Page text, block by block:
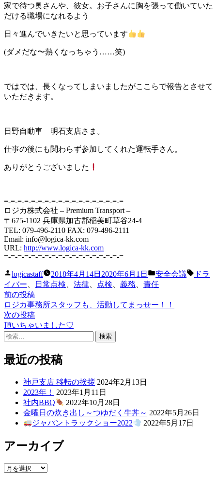
家で待つ奥さんや、彼女。お子さんに胸を張って働いていた
だける職場になれるよう
日々進んでいきたいと思っています
(ダメだな〜熱くなっちゃう……笑)
ではでは、長くなってしまいましたがここらで報告とさせて
いただきます。
日野自動車 明石支店さま。
仕事の後にも関わらず参加してくれた運転手さん。
ありがとうございました
=-=-=-=-=-=-=-=-=-=-=-=-=-=-=-=-=-=
ロジカ株式会社 – Premium Transport –
〒675-1102 兵庫県加古郡稲美町草谷24-4
TEL: 079-496-2110 FAX: 079-496-2111
Email: info@logica-kk.com
URL: http://www.logica-kk.com
=-=-=-=-=-=-=-=-=-=-=-=-=-=-=-=-=-=
投
稿
者:
logicastaff 2018年4月14日 2020年6月1日
カ
テ
リ
安全会議
タ
ドラ
イバー
日常点検 法律 点検 義務 責任
投
稿
ナ
ビ
ゲ
前の投稿前
の
投
稿:
ロジカ事務所スタッフも、活動してまっせー！！
次の投稿次
の
頂いちゃいました♡
検
最近の投稿
神戸支店 移転の挨拶 2024年2月13日
2023年！
2023年1月11日
社内BBQ
2022年10月28日
金曜日の炊き出し～つゆだく牛丼～ 2022年5月26日
ジャパントラックショー2022
2022年5月17日
アーカイブ
ア